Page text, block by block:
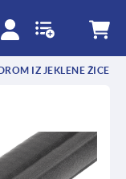
IZ JEKLENE ŽICE